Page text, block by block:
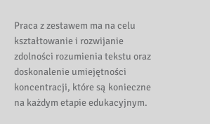
Praca z zestawem ma na celu
kształtowanie i rozwijanie
zdolności rozumienia tekstu oraz
doskonalenie umiejętności
koncentracji, które są konieczne
na każdym etapie edukacyjnym.